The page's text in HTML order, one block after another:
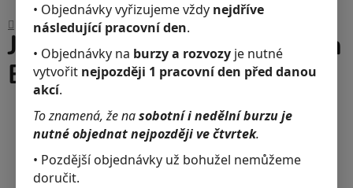
• Objednávky vyřizujeme vždy nejdříve
následující pracovní den.
• Objednávky na burzy a rozvozy je nutné
vytvořit nejpozději 1 pracovní den před danou
akcí.
To znamená, že nasobotní i nedělní burzu je
nutné objednat nejpozději ve čtvrtek.
• Pozdější objednávky už bohužel nemůžeme
doručit.
obsah
DomůAkvaristika / JK-Vzduch.kámen tyč.10cm BLISTR
JK-Vzduch.kámen tyč.10cm
BLISTR